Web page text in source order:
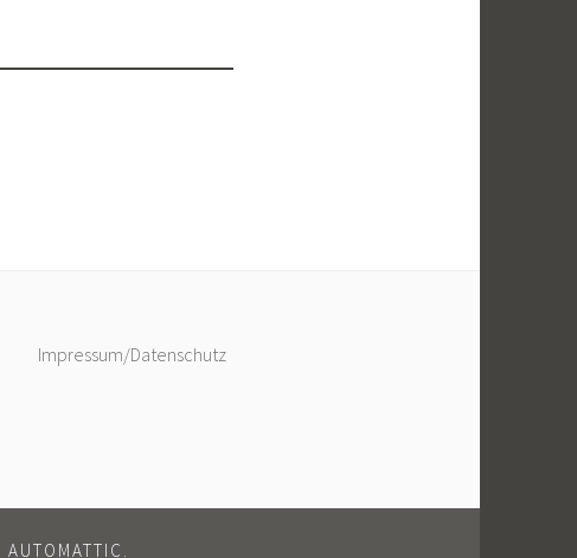
Impressum/Datenschutz
AUTOMATTIC